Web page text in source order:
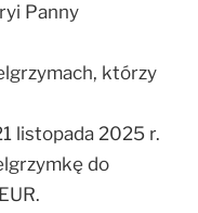
Panny
którzy
listopada 2025 r.
do